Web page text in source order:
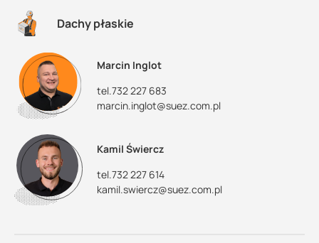
Dachy płaskie
Marcin Inglot
tel.732 227 683
marcin.inglot@suez.com.pl
Kamil Świercz
tel.732 227 614
kamil.swiercz@suez.com.pl